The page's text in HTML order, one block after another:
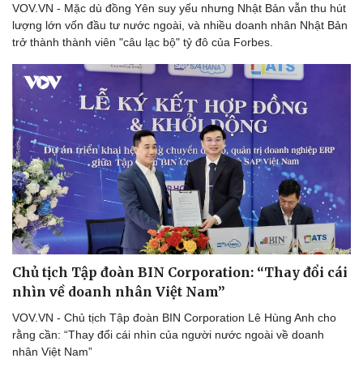
Du lịch
Tư vấn
Săn Tour
check-in
Podcast
Câu chuyện thời sự
Đọc truyện đêm khuya
Cửa sổ tình yêu
Kể chuyện cho bé
Hạt giống tâm hồn
VOV.VN - Mặc dù đồng Yên suy yếu nhưng Nhật Bản vẫn thu hút
lượng lớn vốn đầu tư nước ngoài, và nhiều doanh nhân Nhật Bản
trở thành thành viên "câu lạc bộ" tỷ đô của Forbes.
Chủ tịch Tập đoàn BIN Corporation: “Thay đổi cái
nhìn về doanh nhân Việt Nam”
VOV.VN - Chủ tịch Tập đoàn BIN Corporation Lê Hùng Anh cho
rằng cần: “Thay đổi cái nhìn của người nước ngoài về doanh
nhân Việt Nam”